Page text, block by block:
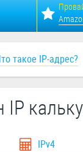
такое IP-адрес?
IP
IPv4